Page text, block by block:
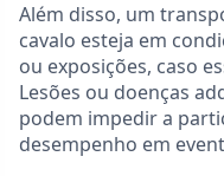
Além disso, um
cavalo esteja em
ou exposições, caso
Lesões ou doenças
podem impedir a
desempenho em